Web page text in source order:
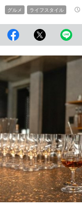
グルメ ライフスタイル